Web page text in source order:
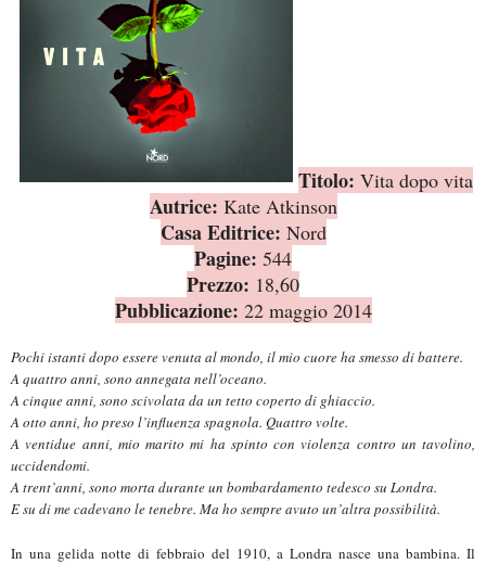
Titolo: Vita dopo vita
Autrice: Kate Atkinson
Casa Editrice: Nord
Pagine: 544
Prezzo: 18,60
Pubblicazione: 22 maggio 2014
Pochi istanti dopo essere venuta al mondo, il mio cuore ha smesso di battere.
A quattro anni, sono annegata nell’oceano.
A cinque anni, sono scivolata da un tetto coperto di ghiaccio.
A otto anni, ho preso l’influenza spagnola. Quattro volte.
A ventidue anni, mio marito mi ha spinto con violenza contro un tavolino,
uccidendomi.
A trent’anni, sono morta durante un bombardamento tedesco su Londra.
E su di me cadevano le tenebre. Ma ho sempre avuto un’altra possibilità.
In una gelida notte di febbraio del 1910, a Londra nasce una bambina. Il